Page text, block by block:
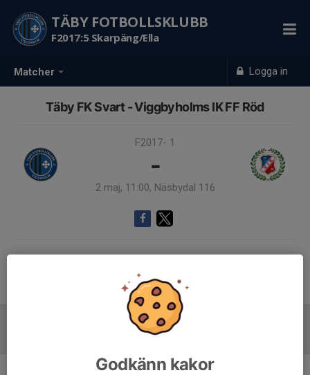
Matcher Logga in
TÄBY FOTBOLLSKLUBB
F2017:5 Skarpäng/Ella
Täby FK Svart - Viggbyholms IK FF Röd
F2017- 1
-
2 maj, 11:00, Näsbydal 116
Endast kallade kunde anmäla sig till aktiviteten. 8 personer var kallade.
Logga in här
Godkänn kakor